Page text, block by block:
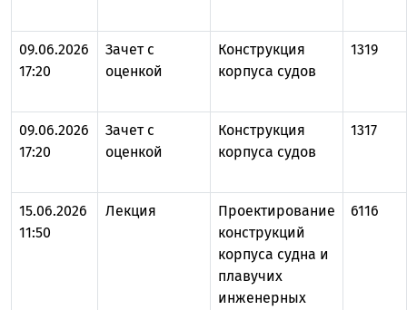
09.06.2026
17:20
Зачет с
оценкой
Конструкция
корпуса судов
1319
09.06.2026
17:20
Зачет с
оценкой
Конструкция
корпуса судов
1317
15.06.2026
11:50
Лекция
Проектирование
конструкций
корпуса судна и
плавучих
инженерных
6116